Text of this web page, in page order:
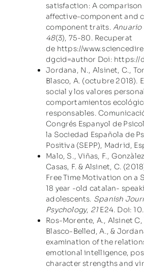
satisfaction: A comparison
affective-component and
component traits. Anuario
48(3), 75-80. Recuperat
de https://
dgcid=author Doi: https://
Jordana, N., Alsinet, C.,
Blasco, A. (octubre 2018).
social y los valores
comportamientos
responsables.
Congrés Espanyol de
la Sociedad Española de
Positiva (SEPP), Madrid,
Malo, S., Viñas, F.,
Casas, F. & Alsinet, C.
Free Time Motivation on a
18 year -old catalan-
adolescents. Spanish
Psychology, 21E24. Doi:
Ros-Morente, A., Alsinet C,
Blasco-Belled, A., &
examination of the
emotional intelligence,
character strengths and